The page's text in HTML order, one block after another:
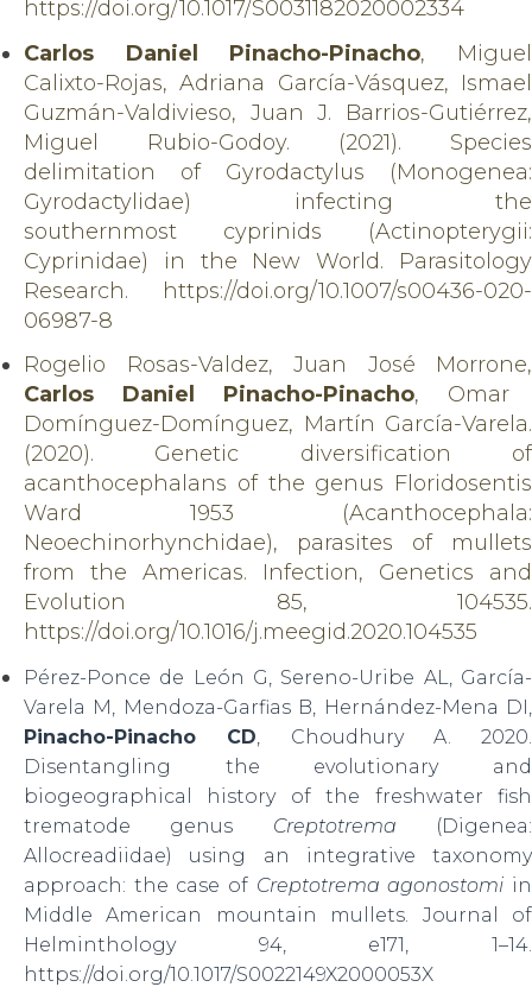
https://doi.org/10.1017/S0031182020002334
Carlos Daniel Pinacho-Pinacho, Miguel
Calixto-Rojas, Adriana García-Vásquez, Ismael
Guzmán-Valdivieso, Juan J. Barrios-Gutiérrez,
Miguel Rubio-Godoy. (2021). Species
delimitation of Gyrodactylus (Monogenea:
Gyrodactylidae) infecting the
southernmost cyprinids (Actinopterygii:
Cyprinidae) in the New World. Parasitology
Research. https://doi.org/10.1007/s00436-020-
06987-8
Rogelio Rosas-Valdez, Juan José Morrone,
Carlos Daniel Pinacho-Pinacho, Omar
Domínguez-Domínguez, Martín García-Varela.
(2020). Genetic diversification of
acanthocephalans of the genus Floridosentis
Ward 1953 (Acanthocephala:
Neoechinorhynchidae), parasites of mullets
from the Americas. Infection, Genetics and
Evolution 85, 104535.
https://doi.org/10.1016/j.meegid.2020.104535
Pérez-Ponce de León G, Sereno-Uribe AL, García-
Varela M, Mendoza-Garfias B, Hernández-Mena DI,
Pinacho-Pinacho CD , Choudhury A. 2020.
Disentangling the evolutionary and
biogeographical history of the freshwater fish
trematode genus Creptotrema (Digenea:
Allocreadiidae) using an integrative taxonomy
approach: the case of Creptotrema agonostomi in
Middle American mountain mullets. Journal of
Helminthology 94, e171, 1–14.
https://doi.org/10.1017/S0022149X2000053X